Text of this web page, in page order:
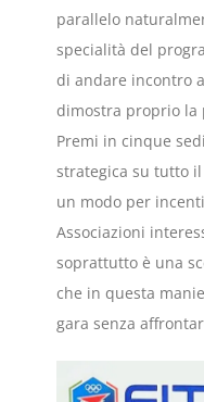
parallelo
specialità del
di andare incontro
dimostra proprio la
Premi in cinque
strategica su tutto
un modo per
Associazioni
soprattutto è una
che in questa
gara senza